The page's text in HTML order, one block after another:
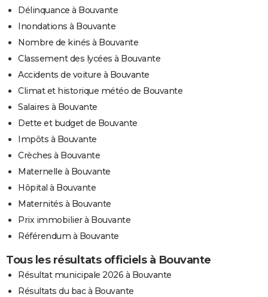
Délinquance à Bouvante
Inondations à Bouvante
Nombre de kinés à Bouvante
Classement des lycées à Bouvante
Accidents de voiture à Bouvante
Climat et historique météo de Bouvante
Salaires à Bouvante
Dette et budget de Bouvante
Impôts à Bouvante
Crèches à Bouvante
Maternelle à Bouvante
Hôpital à Bouvante
Maternités à Bouvante
Prix immobilier à Bouvante
Référendum à Bouvante
Tous les résultats officiels à Bouvante
Résultat municipale 2026 à Bouvante
Résultats du bac à Bouvante